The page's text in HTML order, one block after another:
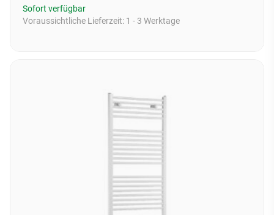
Sofort verfügbar
Voraussichtliche Lieferzeit: 1 - 3 Werktage